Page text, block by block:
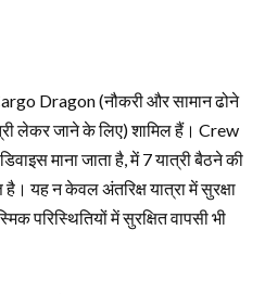
Dragon (नौकरी और सामान ढोने
लेकर जाने के लिए) शामिल हैं। Crew
माना जाता है, में 7 यात्री बैठने की
है। यह न केवल अंतरिक्ष यात्रा में सुरक्षा
परिस्थितियों में सुरक्षित वापसी भी